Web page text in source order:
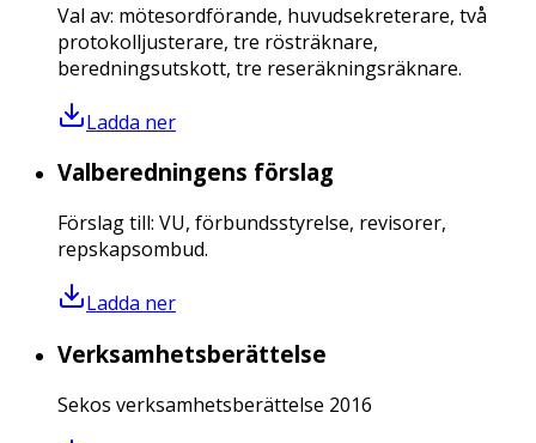
Val av: mötesordförande, huvudsekreterare, två
protokolljusterare, tre rösträknare,
beredningsutskott, tre reseräkningsräknare.
Ladda ner
Valberedningens förslag
Förslag till: VU, förbundsstyrelse, revisorer,
repskapsombud.
Ladda ner
Verksamhetsberättelse
Sekos verksamhetsberättelse 2016